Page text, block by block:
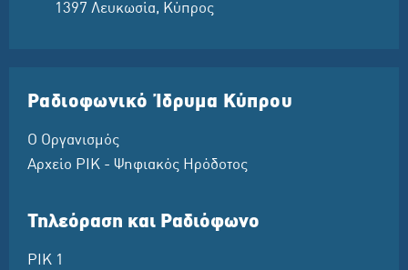
1397 Λευκωσία, Κύπρος
Ραδιοφωνικό Ίδρυμα Κύπρου
Ο Οργανισμός
Αρχείο ΡΙΚ - Ψηφιακός Ηρόδοτος
Τηλεόραση και Ραδιόφωνο
ΡΙΚ 1